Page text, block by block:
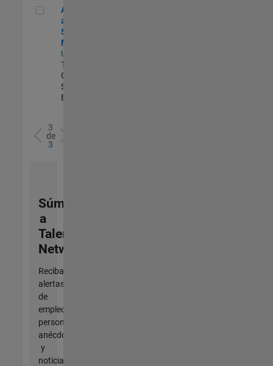
Aerospace and Defense Sales Account Manager
Aerospace
and Defense
Sales Account
Manager
US-CA-
Torrance
Commercial
Sales |
Experimentado
3
de
3
Súmese
a
Talent
Network
Reciba
alertas
de
empleo
personalizadas,
anécdotas
y
noticias